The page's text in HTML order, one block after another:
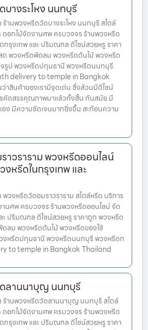
างระโหง นนทบุรี
านพวงหรีดวัดบางระโหง นนทบุรี สไตล์
ดอกไม้จัดงานศพ ครบวงจร ร้านพวงหรีด
กรุงเทพ และ ปริมณฑล ดีไซน์สวยหรู ราคา
พวงหรีดพัดลม พวงหรีดต้นไม้ พวงหรีด
จรูป พวงหรีดปทุมธานี พวงหรีดนนทบุรี
delivery to temple in Bangkok
าสินค้าของเรามีจุดเด่น ซึ่งล้วนมีดีไซน์
รคัดสรรคุณภาพมาแล้วทั้งสิ้น ทันสมัย มี
ง มีความชัดเจนมากยิ่งขึ้น สะท้อนความ
าวราราม พวงหรีดออนไลน์
หรีดในกรุงเทพ และ
วงหรีดวัดอมราวราราม สไตล์หรีด บริการ
นศพ ครบวงจร ร้านพวงหรีดออนไลน์ จัด
ะ ปริมณฑล ดีไซน์สวยหรู ราคาถูก พวงหรีด
ลม พวงหรีดต้นไม้ พวงหรีดของใช้
งหรีดปทุมธานี พวงหรีดนนทบุรี พวงหรีดก
to temple in Bangkok Thailand
ลานนาบุญ นนทบุรี
านพวงหรีดวัดลานนาบุญ นนทบุรี สไตล์
ดอกไม้จัดงานศพ ครบวงจร ร้านพวงหรีด
กรุงเทพ และ ปริมณฑล ดีไซน์สวยหรู ราคา